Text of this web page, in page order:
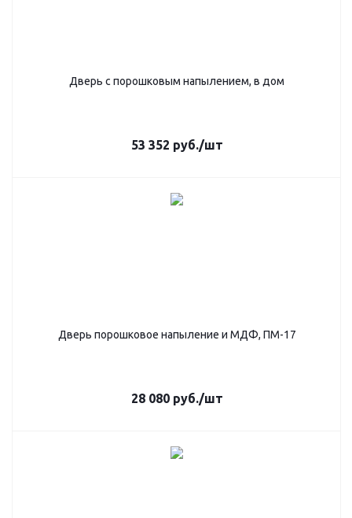
Дверь с порошковым напылением, в дом
53 352 руб./шт
Дверь порошковое напыление и МДФ, ПМ-17
28 080руб./шт